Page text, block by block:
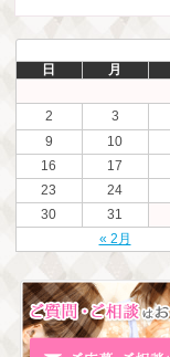
日
月
« 2月
2
3
9
10
16
17
23
24
30
31